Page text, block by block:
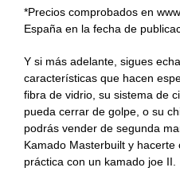
*Precios comprobados en
España en la fecha de
Y si más adelante, sigues
características que hacen
fibra de vidrio, su sistema de
pueda cerrar de golpe, o su
podrás vender de segunda
Kamado Masterbuilt y
práctica con un kamado joe II.